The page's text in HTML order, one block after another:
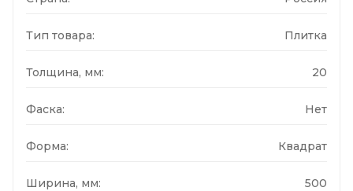
Тип товара: Плитка
Толщина, мм: 20
Фаска: Нет
Форма: Квадрат
Ширина, мм: 500